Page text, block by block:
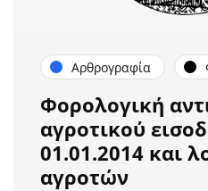
Αρθρογραφία
Φορολογική
αγροτικού
01.01.2014 και
αγροτών